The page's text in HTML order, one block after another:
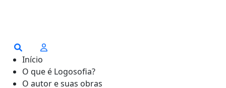
Início
O que é Logosofia?
O autor e suas obras